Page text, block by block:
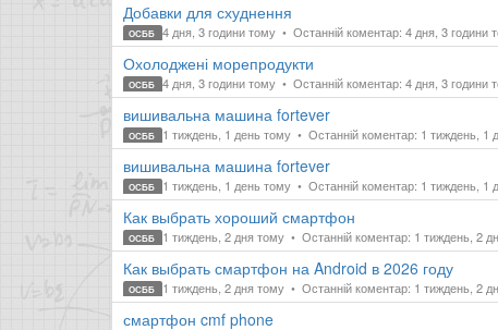
Добавки для схуднення
ОСББ 4 дня, 3 години тому Останній коментар: 4 дня, 3 години
Охолоджені морепродукти
ОСББ 4 дня, 3 години тому Останній коментар: 4 дня, 3 години
вишивальна машина fortever
ОСББ 1 тиждень, 1 день тому Останній коментар: 1 тиждень, 1
вишивальна машина fortever
ОСББ 1 тиждень, 1 день тому Останній коментар: 1 тиждень, 1
Как выбрать хороший смартфон
ОСББ 1 тиждень, 2 дня тому Останній коментар: 1 тиждень, 2
Как выбрать смартфон на Android в 2026 году
ОСББ 1 тиждень, 2 дня тому Останній коментар: 1 тиждень, 2
смартфон cmf phone